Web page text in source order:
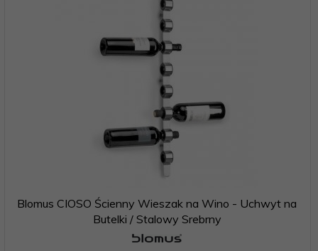
Blomus CIOSO Ścienny Wieszak na Wino - Uchwyt na
Butelki / Stalowy Srebrny